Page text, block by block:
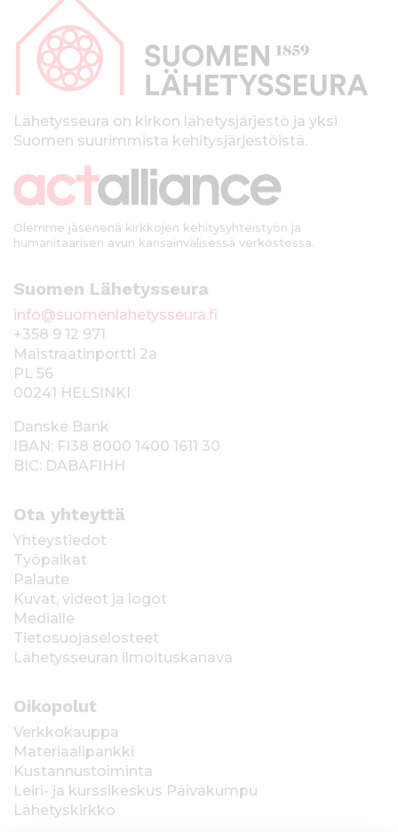
p
kLähetysseura on kirkon lähetysjärjestö ja yksi
Suomen suurimmista kehitysjärjestöistä.
Olemme jäsenenä kirkkojen kehitysyhteistyön ja
humanitaarisen avun kansainvälisessä verkostossa.
Suomen Lähetysseura
info@suomenlahetysseura.fi
+358 9 12 971
Maistraatinportti 2a
PL 56
00241 HELSINKI
Danske Bank
IBAN: FI38 8000 1400 1611 30
BIC: DABAFIHH
Ota yhteyttä
Yhteystiedot
Työpaikat
Palaute
Kuvat, videot ja logot
Medialle
Tietosuojaselosteet
Lähetysseuran ilmoituskanava
Oikopolut
Verkkokauppa
Materiaalipankki
Kustannustoiminta
Leiri- ja kurssikeskus Päiväkumpu
Lähetyskirkko